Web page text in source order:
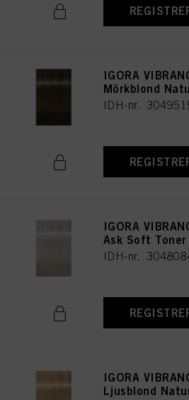
IGORA
Mörkblond
IDH-nr.
IGORA
Ask Soft
IDH-nr.
IGORA
Ljusblond